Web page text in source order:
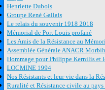
Henriette Dubois
Groupe René Gallais
Le relais du souvenir 1918 2018
Mémorial de Port Louis profané
Les Amis de la Résistance au
Assemblée Générale ANACR
Hommage pour Philippe Kernilis et
LOCMINE 1994
Nos Résistants et leur vie dans la
Ruralité et Résistance civile au